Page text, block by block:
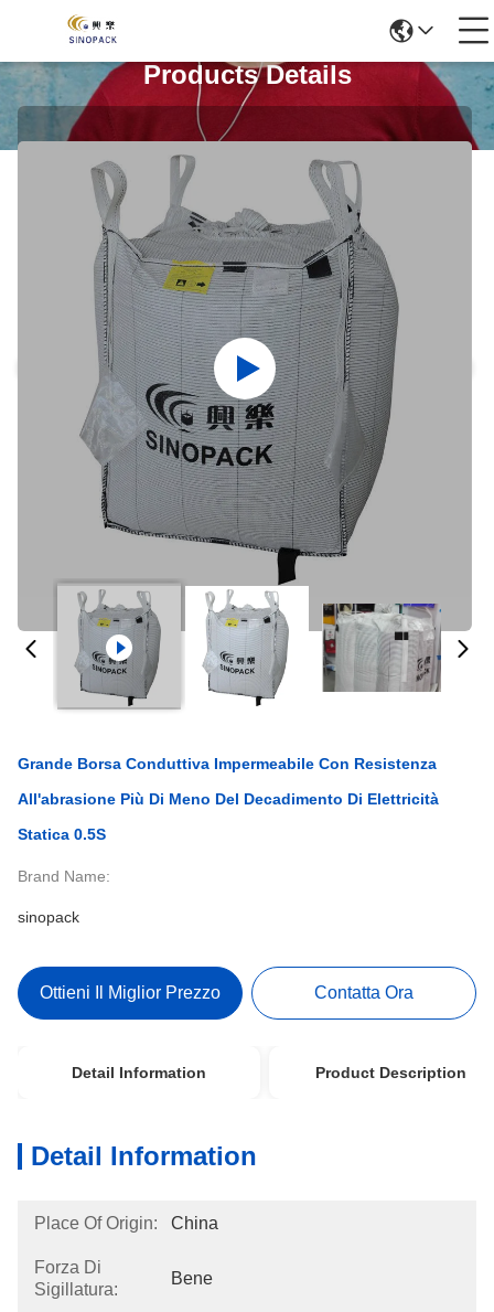
Products Details
Grande Borsa Conduttiva Impermeabile Con Resistenza
All'abrasione Più Di Meno Del Decadimento Di Elettricità
Statica 0.5S
Brand Name:
sinopack
Ottieni Il Miglior Prezzo Contatta Ora
Detail Information Product Description
Detail Information
Place Of Origin: China
Forza Di
Sigillatura:
Bene